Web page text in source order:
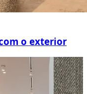
o exterior